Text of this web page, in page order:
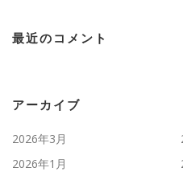
最近のコメント
アーカイブ
2026年3月
2026年1月